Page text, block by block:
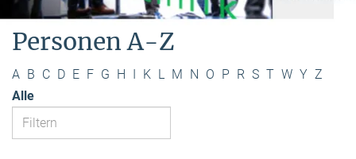
Personen A-Z
A B C D E F G H I K L M N O P R S T W Y Z
Alle